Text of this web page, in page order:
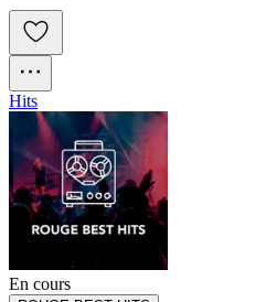
Hits
En cours